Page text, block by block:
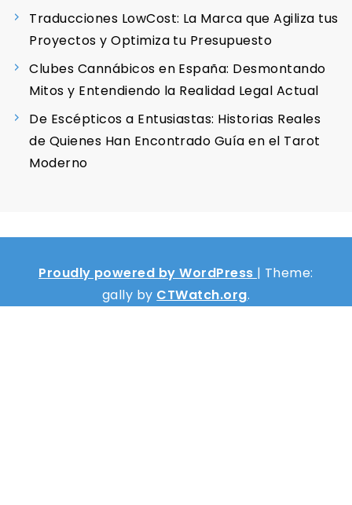
Traducciones LowCost: La Marca que Agiliza tus
Proyectos y Optimiza tu Presupuesto
Clubes Cannábicos en España: Desmontando
Mitos y Entendiendo la Realidad Legal Actual
De Escépticos a Entusiastas: Historias Reales
de Quienes Han Encontrado Guía en el Tarot
Moderno
Proudly powered by WordPress | Theme:
gally by CTWatch.org.